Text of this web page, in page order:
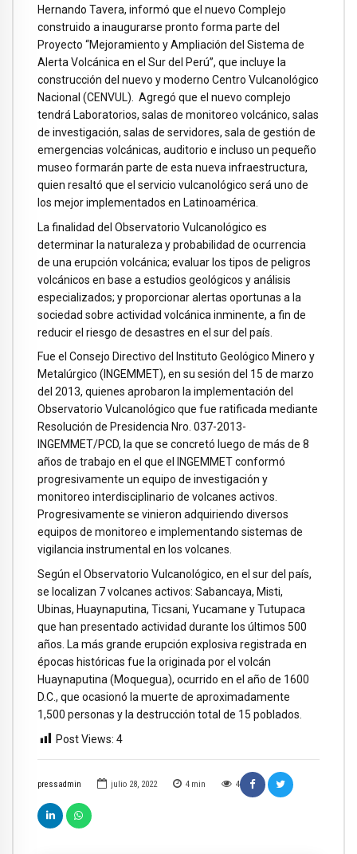
pressadmin julio 28, 2022 4 min 4
Hernando Tavera, informó que el nuevo Complejo
construido a inaugurarse pronto forma parte del
Proyecto “Mejoramiento y Ampliación del Sistema de
Alerta Volcánica en el Sur del Perú”, que incluye la
construcción del nuevo y moderno Centro Vulcanológico
Nacional (CENVUL). Agregó que el nuevo complejo
tendrá Laboratorios, salas de monitoreo volcánico, salas
de investigación, salas de servidores, sala de gestión de
emergencias volcánicas, auditorio e incluso un pequeño
museo formarán parte de esta nueva infraestructura,
quien resaltó que el servicio vulcanológico será uno de
los mejor implementados en Latinoamérica.
La finalidad del Observatorio Vulcanológico es
determinar la naturaleza y probabilidad de ocurrencia
de una erupción volcánica; evaluar los tipos de peligros
volcánicos en base a estudios geológicos y análisis
especializados; y proporcionar alertas oportunas a la
sociedad sobre actividad volcánica inminente, a fin de
reducir el riesgo de desastres en el sur del país.
Fue el Consejo Directivo del Instituto Geológico Minero y
Metalúrgico (INGEMMET), en su sesión del 15 de marzo
del 2013, quienes aprobaron la implementación del
Observatorio Vulcanológico que fue ratificada mediante
Resolución de Presidencia Nro. 037-2013-
INGEMMET/PCD, la que se concretó luego de más de 8
años de trabajo en el que el INGEMMET conformó
progresivamente un equipo de investigación y
monitoreo interdisciplinario de volcanes activos.
Progresivamente se vinieron adquiriendo diversos
equipos de monitoreo e implementando sistemas de
vigilancia instrumental en los volcanes.
Según el Observatorio Vulcanológico, en el sur del país,
se localizan 7 volcanes activos: Sabancaya, Misti,
Ubinas, Huaynaputina, Ticsani, Yucamane y Tutupaca
que han presentado actividad durante los últimos 500
años. La más grande erupción explosiva registrada en
épocas históricas fue la originada por el volcán
Huaynaputina (Moquegua), ocurrido en el año de 1600
D.C., que ocasionó la muerte de aproximadamente
1,500 personas y la destrucción total de 15 poblados.
Post Views: 4